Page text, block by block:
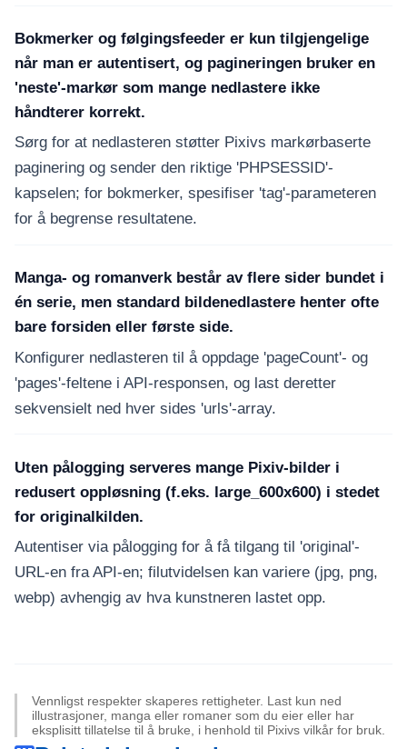
Bokmerker og følgingsfeeder er kun tilgjengelige
når man er autentisert, og pagineringen bruker en
'neste'-markør som mange nedlastere ikke
håndterer korrekt.
Sørg for at nedlasteren støtter Pixivs markørbaserte
paginering og sender den riktige 'PHPSESSID'-
kapselen; for bokmerker, spesifiser 'tag'-parameteren
for å begrense resultatene.
Manga- og romanverk består av flere sider bundet i
én serie, men standard bildenedlastere henter ofte
bare forsiden eller første side.
Konfigurer nedlasteren til å oppdage 'pageCount'- og
'pages'-feltene i API-responsen, og last deretter
sekvensielt ned hver sides 'urls'-array.
Uten pålogging serveres mange Pixiv-bilder i
redusert oppløsning (f.eks. large_600x600) i stedet
for originalkilden.
Autentiser via pålogging for å få tilgang til 'original'-
URL-en fra API-en; filutvidelsen kan variere (jpg, png,
webp) avhengig av hva kunstneren lastet opp.
Vennligst respekter skaperes rettigheter. Last kun ned
illustrasjoner, manga eller romaner som du eier eller har
eksplisitt tillatelse til å bruke, i henhold til Pixivs vilkår for bruk.